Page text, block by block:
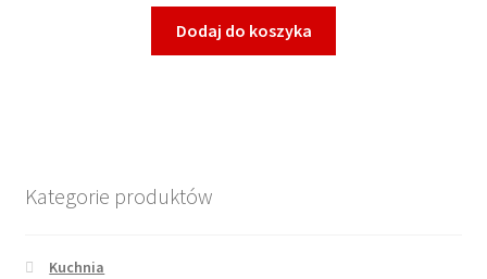
Dodaj do koszyka
Kategorie produktów
Kuchnia